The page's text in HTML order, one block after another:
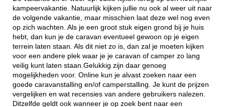
kampeervakantie. Natuurlijk kijken jullie nu ook al weer uit naar
de volgende vakantie, maar misschien laat deze wel nog even
op zich wachten. Als je een groot stuk eigen grond bij je huis
hebt, dan kun je de caravan eventueel gewoon op je eigen
terrein laten staan. Als dit niet zo is, dan zal je moeten kijken
voor een andere plek waar je je caravan of camper zo lang
veilig kunt laten staan.Gelukkig zijn daar genoeg
mogelijkheden voor. Online kun je alvast zoeken naar een
goede caravanstalling en/of camperstalling. Je kunt de prijzen
vergelijken en wat recensies van andere gebruikers nalezen.
Ditzelfde geldt ook wanneer je op zoek bent naar een